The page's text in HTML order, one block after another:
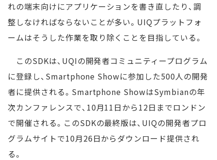
れの端末向けにアプリケーションを書き直したり、調
整しなければならないことが多い。UIQプラットフォ
ームはそうした作業を取り除くことを目指している。
このSDKは、UQIの開発者コミュニティープログラム
に登録し、Smartphone Showに参加した500人の開発
者に提供される。Smartphone ShowはSymbianの年
次カンファレンスで、10月11日から12日までロンドン
で開催される。このSDKの最終版は、UIQの開発者プロ
グラムサイトで10月26日からダウンロード提供され
る。